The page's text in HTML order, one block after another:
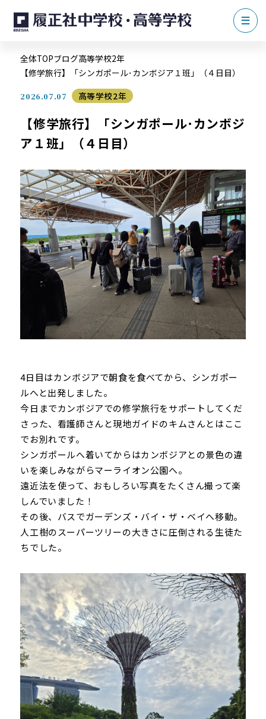
全体TOPブログ高等学校2年
【修学旅行】「シンガポール･カンボジア１班」（４日目）
2026.07.07 高等学校2年
【修学旅行】「シンガポール･カンボジ
ア１班」（４日目）
4日目はカンボジアで朝食を食べてから、シンガポー
ルへと出発しました。
今日までカンボジアでの修学旅行をサポートしてくだ
さった、看護師さんと現地ガイドのキムさんとはここ
でお別れです。
シンガポールへ着いてからはカンボジアとの景色の違
いを楽しみながらマーライオン公園へ。
遠近法を使って、おもしろい写真をたくさん撮って楽
しんでいました！
その後、バスでガーデンズ・バイ・ザ・ベイへ移動。
人工樹のスーパーツリーの大きさに圧倒される生徒た
ちでした。